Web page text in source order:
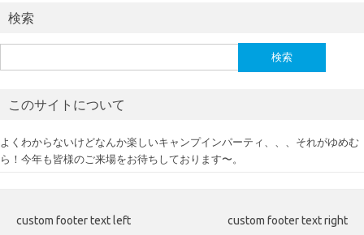
検索
索:
このサイトについて
よくわからないけどなんか楽しいキャンプインパーティ、、、それがゆめむ
ら！今年も皆様のご来場をお待ちしております〜。
custom footer text left custom footer text right